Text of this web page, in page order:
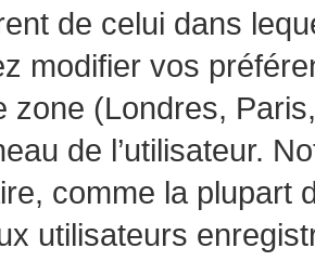
de celui dans
modifier vos
zone (Londres,
de l’utilisateur.
comme la plupart
utilisateurs